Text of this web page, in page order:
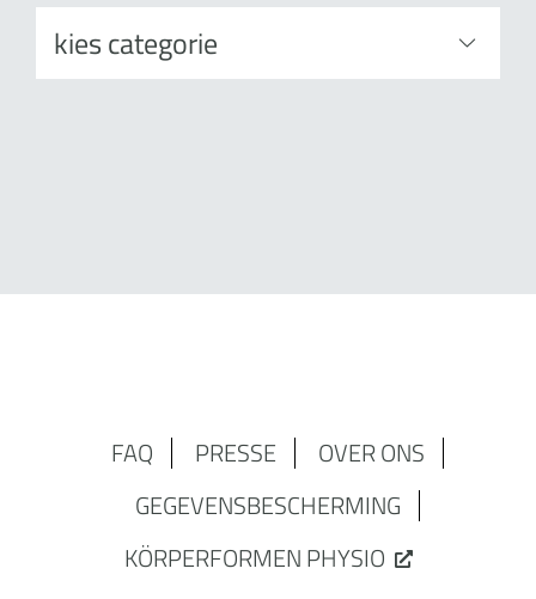
FAQ PRESSE
OVER ONS
GEGEVENSBESCHERMING
KÖRPERFORMEN PHYSIO